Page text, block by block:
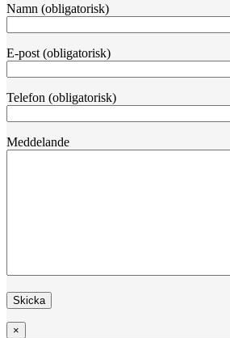
Namn (obligatorisk)
E-post (obligatorisk)
Telefon (obligatorisk)
Meddelande
×